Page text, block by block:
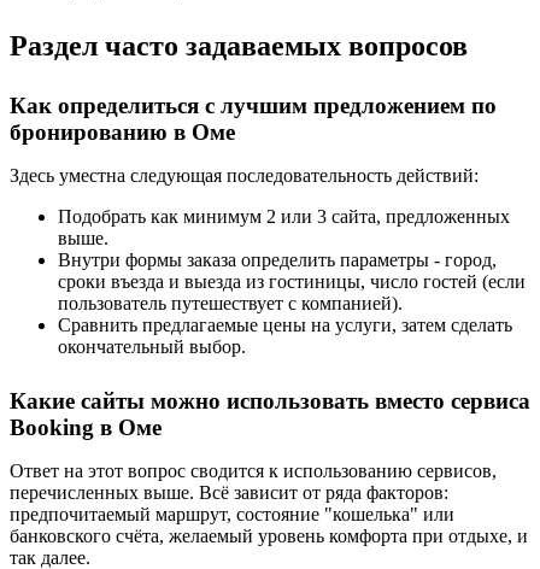
Раздел часто задаваемых вопросов
Как определиться с лучшим предложением по
бронированию в Оме
Здесь уместна следующая последовательность действий:
Подобрать как минимум 2 или 3 сайта, предложенных
выше.
Внутри формы заказа определить параметры - город,
сроки въезда и выезда из гостиницы, число гостей (если
пользователь путешествует с компанией).
Сравнить предлагаемые цены на услуги, затем сделать
окончательный выбор.
Какие сайты можно использовать вместо сервиса
Booking в Оме
Ответ на этот вопрос сводится к использованию сервисов,
перечисленных выше. Всё зависит от ряда факторов:
предпочитаемый маршрут, состояние "кошелька" или
банковского счёта, желаемый уровень комфорта при отдыхе, и
так далее.